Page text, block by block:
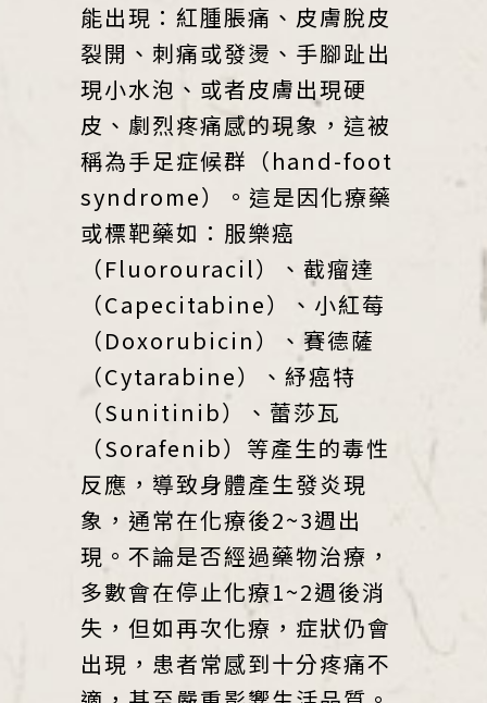
能出現：紅腫脹痛、皮膚脫皮
裂開、刺痛或發燙、手腳趾出
現小水泡、或者皮膚出現硬
皮、劇烈疼痛感的現象，這被
稱為手足症候群（hand-foot
syndrome）。這是因化療藥
或標靶藥如：服樂癌
（Fluorouracil）、截瘤達
（Capecitabine）、小紅莓
（Doxorubicin）、賽德薩
（Cytarabine）、紓癌特
（Sunitinib）、蕾莎瓦
（Sorafenib）等產生的毒性
反應，導致身體產生發炎現
象，通常在化療後2~3週出
現。不論是否經過藥物治療，
多數會在停止化療1~2週後消
失，但如再次化療，症狀仍會
出現，患者常感到十分疼痛不